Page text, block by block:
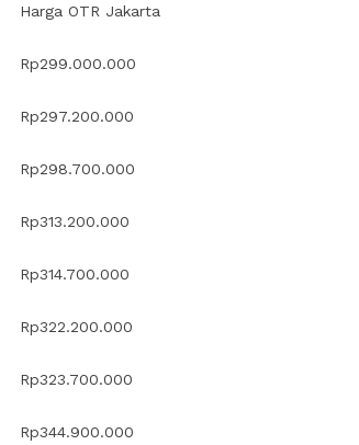
Harga OTR Jakarta
Rp299.000.000
Rp297.200.000
Rp298.700.000
Rp313.200.000
Rp314.700.000
Rp322.200.000
Rp323.700.000
Rp344.900.000